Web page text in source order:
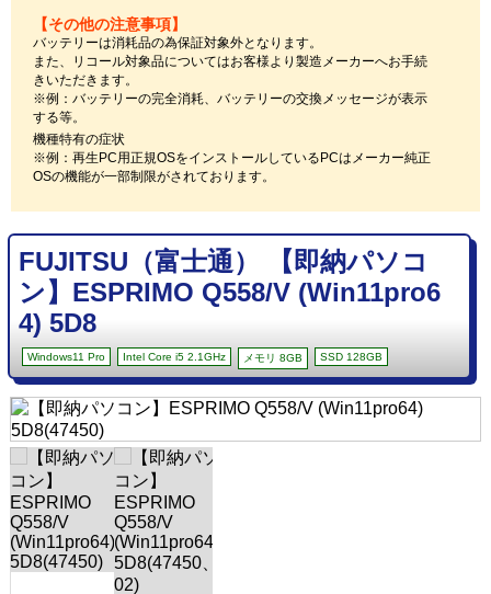
【その他の注意事項】
バッテリーは消耗品の為保証対象外となります。
また、リコール対象品についてはお客様より製造メーカーへお手続
きいただきます。
※例：バッテリーの完全消耗、バッテリーの交換メッセージが表示
する等。
機種特有の症状
※例：再生PC用正規OSをインストールしているPCはメーカー純正
OSの機能が一部制限がされております。
FUJITSU（富士通） 【即納パソコ
ン】ESPRIMO Q558/V (Win11pro6
4) 5D8
Windows11 Pro Intel Core i5 2.1GHz メモリ 8GB SSD 128GB